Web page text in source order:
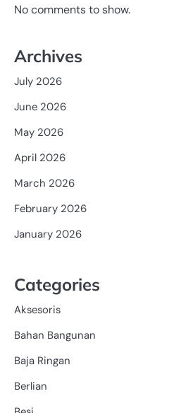
No comments to show.
Archives
July 2026
June 2026
May 2026
April 2026
March 2026
February 2026
January 2026
Categories
Aksesoris
Bahan Bangunan
Baja Ringan
Berlian